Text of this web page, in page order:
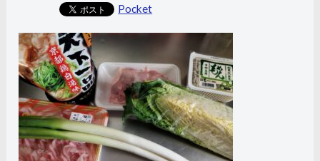
Pocket